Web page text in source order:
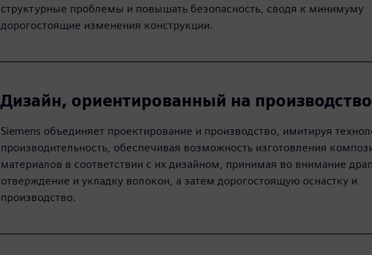
структурные проблемы и повышать безопасность, сводя к минимуму
дорогостоящие изменения конструкции.
Дизайн, ориентированный на производство
Siemens объединяет проектирование и производство, имитируя
производительность, обеспечивая возможность изготовления
материалов в соответствии с их дизайном, принимая во внимание
отверждение и укладку волокон, а затем дорогостоящую оснастку и
производство.